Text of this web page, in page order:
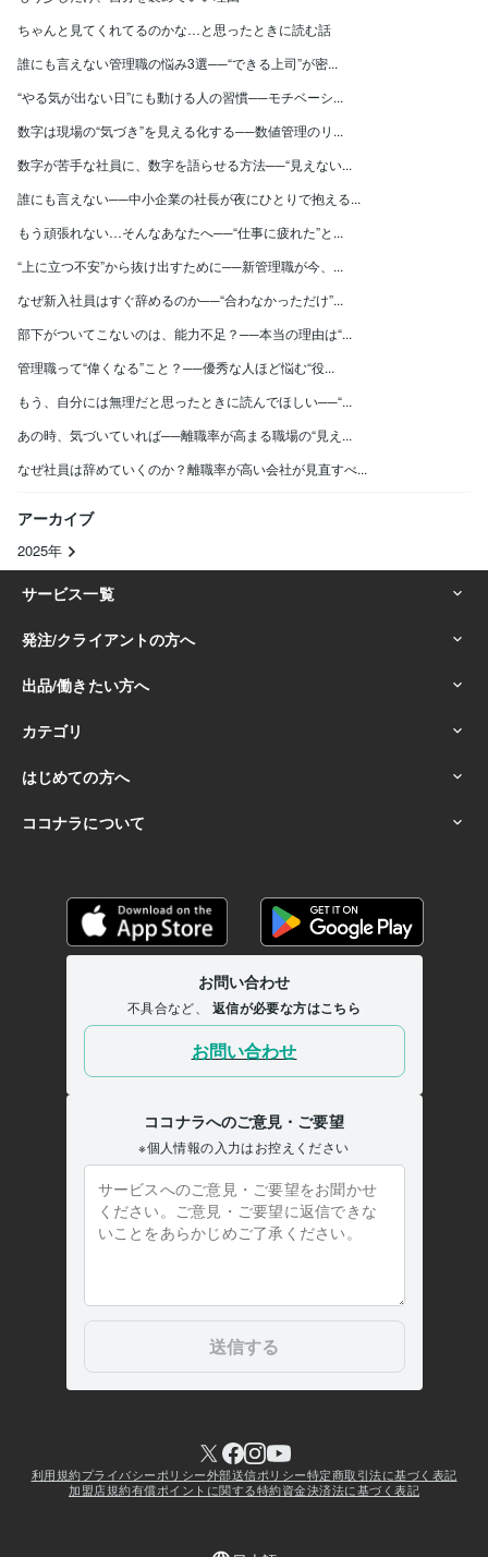
ちゃんと見てくれてるのかな…と思ったときに読む話
誰にも言えない管理職の悩み3選──“できる上司”が密...
“やる気が出ない日”にも動ける人の習慣──モチベーシ...
数字は現場の“気づき”を見える化する──数値管理のリ...
数字が苦手な社員に、数字を語らせる方法──“見えない...
誰にも言えない──中小企業の社長が夜にひとりで抱える...
もう頑張れない…そんなあなたへ──“仕事に疲れた”と...
“上に立つ不安”から抜け出すために──新管理職が今、...
なぜ新入社員はすぐ辞めるのか──“合わなかっただけ”...
部下がついてこないのは、能力不足？──本当の理由は“...
管理職って“偉くなる”こと？──優秀な人ほど悩む“役...
もう、自分には無理だと思ったときに読んでほしい──“...
あの時、気づいていれば──離職率が高まる職場の“見え...
なぜ社員は辞めていくのか？離職率が高い会社が見直すべ...
アーカイブ
2025年